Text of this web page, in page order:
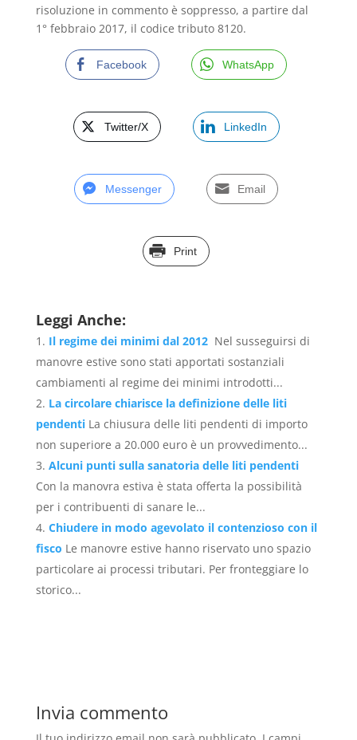
risoluzione in commento è soppresso, a partire dal
1° febbraio 2017, il codice tributo 8120.
Facebook WhatsApp
Twitter/X LinkedIn
Messenger Email
Print
Leggi Anche:
Il regime dei minimi dal 2012 Nel susseguirsi di
manovre estive sono stati apportati sostanziali
cambiamenti al regime dei minimi introdotti...
La circolare chiarisce la definizione delle liti
pendenti La chiusura delle liti pendenti di importo
non superiore a 20.000 euro è un provvedimento...
Alcuni punti sulla sanatoria delle liti pendenti
Con la manovra estiva è stata offerta la possibilità
per i contribuenti di sanare le...
Chiudere in modo agevolato il contenzioso con il
fisco Le manovre estive hanno riservato uno spazio
particolare ai processi tributari. Per fronteggiare lo
storico...
Invia commento